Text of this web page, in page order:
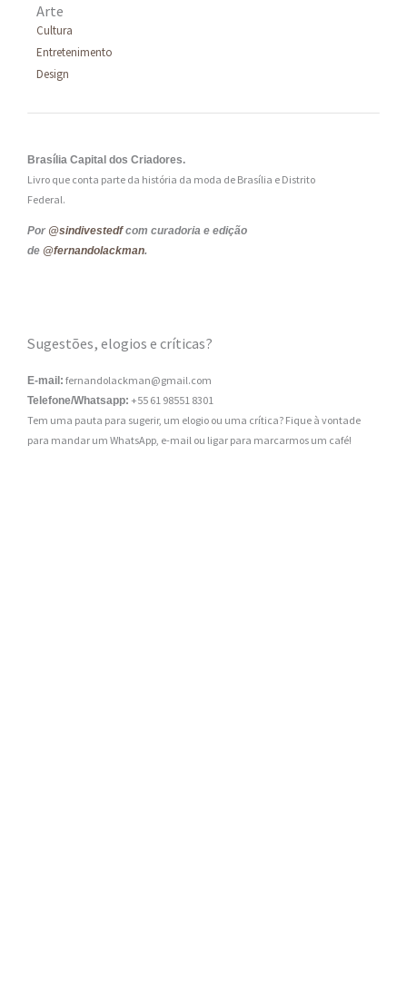
Arte
Cultura
Entretenimento
Design
Brasília Capital dos Criadores.
Livro que conta parte da história da moda de Brasília e Distrito
Federal.
Por @sindivestedfcom curadoria e edição
de @fernandolackman.
Sugestões, elogios e críticas?
E-mail: fernandolackman@gmail.com
Telefone/Whatsapp: +55 61 98551 8301
Tem uma pauta para sugerir, um elogio ou uma crítica? Fique à vontade
para mandar um WhatsApp, e-mail ou ligar para marcarmos um café!